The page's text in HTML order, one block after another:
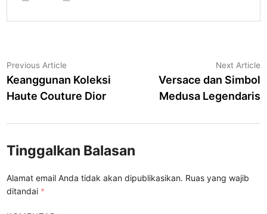
Navigasi
pos
Previous Article
article:
Keanggunan Koleksi
Haute Couture Dior
Next Article
Versace dan Simbol
Medusa Legendaris
Tinggalkan Balasan
Alamat email Anda tidak akan dipublikasikan. Ruas yang wajib
ditandai *